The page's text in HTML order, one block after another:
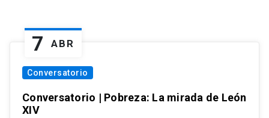
7 ABR
Conversatorio
Conversatorio | Pobreza: La mirada de León
XIV